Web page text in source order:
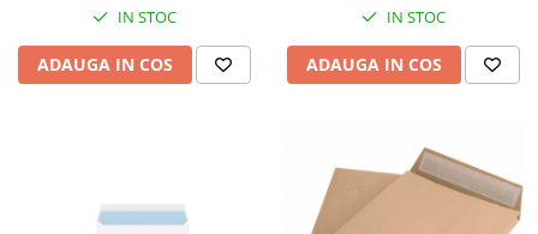
IN STOC
ADAUGA IN COS
IN STOC
ADAUGA IN COS